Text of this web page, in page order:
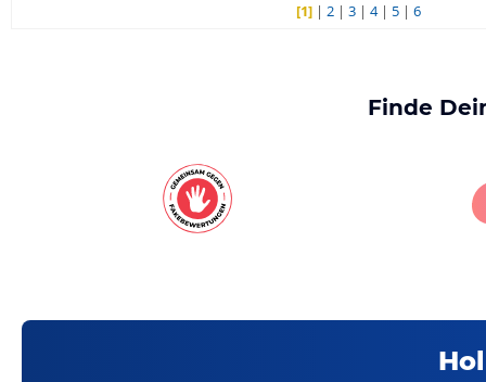
[1] |2 |3 |4| 5 |6
Finde